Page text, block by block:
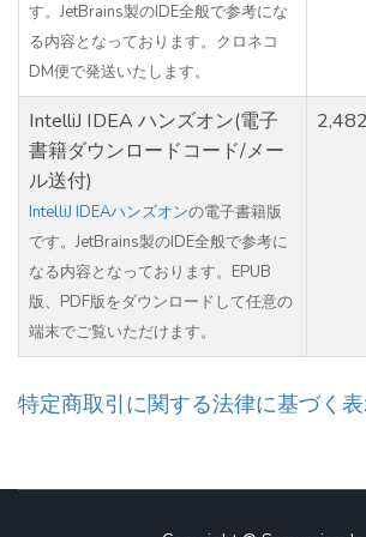
す。JetBrains製のIDE全般で参考にな
る内容となっております。クロネコ
DM便で発送いたします。
IntelliJ IDEA ハンズオン(電子
書籍ダウンロードコード/メー
ル送付)
IntelliJ IDEAハンズオンの電子書籍版
です。JetBrains製のIDE全般で参考に
なる内容となっております。EPUB
版、PDF版をダウンロードして任意の
端末でご覧いただけます。
特定商取引に関する法律に基づく